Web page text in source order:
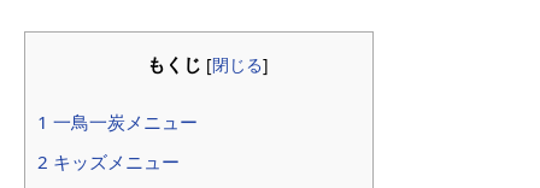
もくじ [閉じる]
1 一鳥一炭メニュー
2 キッズメニュー